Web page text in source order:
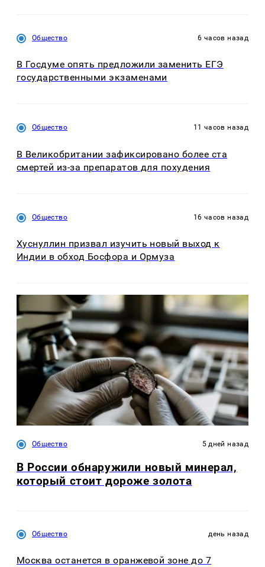
Общество 6 часов назад
В Госдуме опять предложили заменить ЕГЭ
государственными экзаменами
Общество 11 часов назад
В Великобритании зафиксировано более ста
смертей из-за препаратов для похудения
Общество 16 часов назад
Хуснуллин призвал изучить новый выход к
Индии в обход Босфора и Ормуза
Общество 5 дней назад
В России обнаружили новый минерал,
который стоит дороже золота
Общество день назад
Москва останется в оранжевой зоне до 7